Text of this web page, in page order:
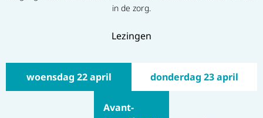
in de zorg.
Lezingen
woensdag 22 april donderdag 23 april
Avant-